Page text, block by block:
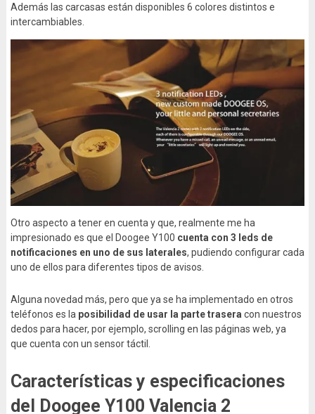
Además las carcasas están disponibles 6 colores distintos e
intercambiables.
Otro aspecto a tener en cuenta y que, realmente me ha
impresionado es que el Doogee Y100 cuenta con 3 leds de
notificaciones en uno de sus laterales, pudiendo configurar cada
uno de ellos para diferentes tipos de avisos.
Alguna novedad más, pero que ya se ha implementado en otros
teléfonos es la posibilidad de usar la parte trasera con nuestros
dedos para hacer, por ejemplo, scrolling en las páginas web, ya
que cuenta con un sensor táctil.
Características y especificaciones
del Doogee Y100 Valencia 2